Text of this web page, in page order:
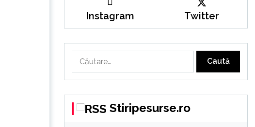
Instagram Twitter
după:
Stiripesurse.ro